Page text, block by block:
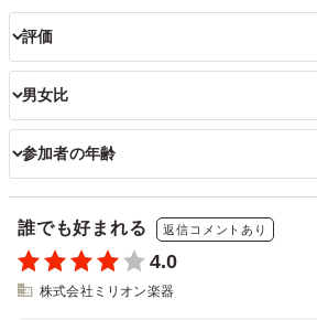
評価
男女比
参加者の年齢
誰でも好まれる 返信コメントあり
4.0
株式会社ミリオン楽器